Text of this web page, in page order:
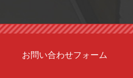
お問い合わせフォーム